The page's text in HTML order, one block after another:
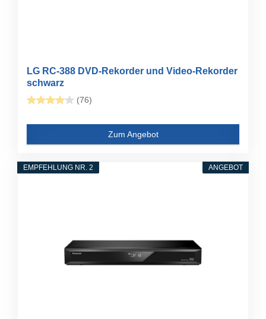
LG RC-388 DVD-Rekorder und Video-Rekorder
schwarz
(76)
Zum Angebot
ANGEBOT
EMPFEHLUNG NR. 2